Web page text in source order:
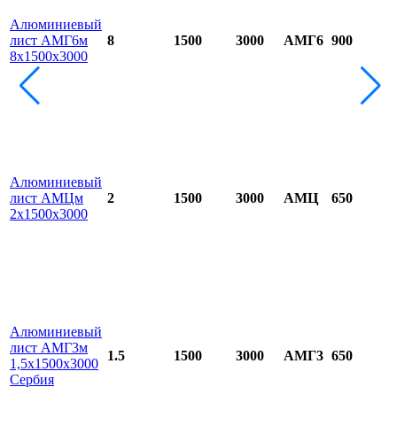
Алюминиевый
лист АМГ6м
8х1500х3000
8 1500 3000 АМГ6 900
Алюминиевый
лист АМЦм
2х1500х3000
2 1500 3000 АМЦ 650
Алюминиевый
лист АМГ3м
1,5х1500х3000
Сербия
1.5 1500 3000 АМГ3 650